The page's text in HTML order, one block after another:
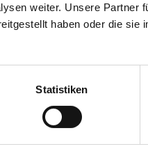
weiter. Unsere Partner
haben oder die sie
Statistiken